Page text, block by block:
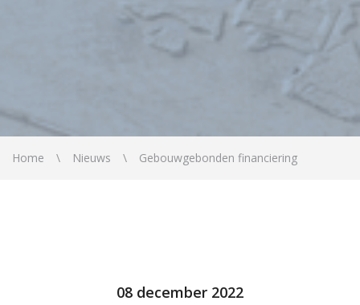
Home Nieuws Gebouwgebonden financiering
08 december 2022